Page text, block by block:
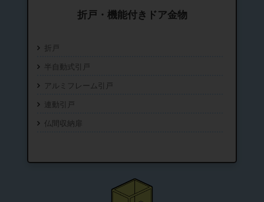
折戸・機能付きドア金物
折戸
半自動式引戸
アルミフレーム引戸
連動引戸
仏間収納扉